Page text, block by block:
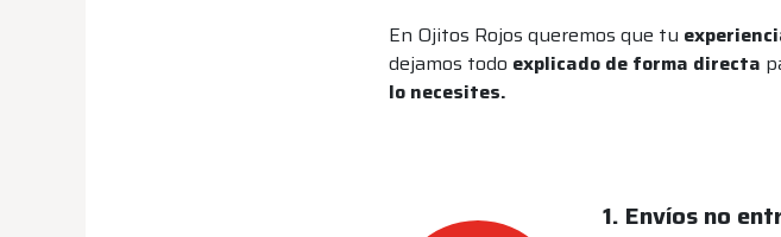
En Ojitos Rojos queremos que tu
dejamos todo explicado de forma directa
lo necesites.
1. Envíos no